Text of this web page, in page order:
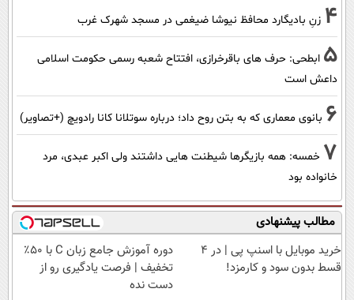
4 زنِ بادیگارد محافظ نیوشا ضیغمی در مسجد شهرک غرب
5 ابطحی: حرف های باقرخرازی، افتتاح شعبه رسمی حکومت اسلامی
داعش است
6 بانوی معماری که به بتن روح داد؛ درباره سوتلانا کانا رادویچ (+تصاویر)
7 خمسه: همه بازیگرها شیطنت هایی داشتند ولی اکبر عبدی، مرد
خانواده بود
مطالب پیشنهادی
خرید موبایل با اسنپ پی | در ۴
قسط بدون سود و کارمزد!
دوره آموزش جامع زبان C با ۵۰٪
تخفیف | فرصت یادگیری رو از
دست نده